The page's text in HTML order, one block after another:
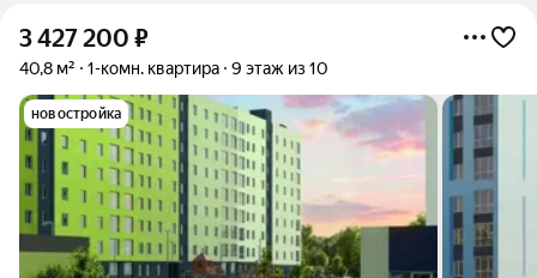
3 427 200 ₽
40,8 м² 1-комн. квартира 9 этаж из 10
новостройка